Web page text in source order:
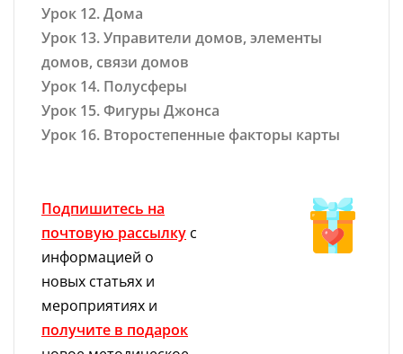
Урок 12. Дома
Урок 13. Управители домов, элементы
домов, связи домов
Урок 14. Полусферы
Урок 15. Фигуры Джонса
Урок 16. Второстепенные факторы карты
Подпишитесь на
почтовую рассылку с
информацией о
новых статьях и
мероприятиях и
получите в подарок